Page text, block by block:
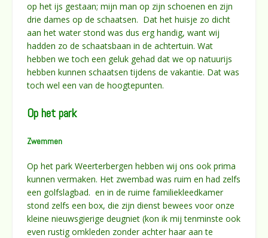
op het ijs gestaan; mijn man op zijn schoenen en zijn
drie dames op de schaatsen. Dat het huisje zo dicht
aan het water stond was dus erg handig, want wij
hadden zo de schaatsbaan in de achtertuin. Wat
hebben we toch een geluk gehad dat we op natuurijs
hebben kunnen schaatsen tijdens de vakantie. Dat was
toch wel een van de hoogtepunten.
Op het park
Zwemmen
Op het park Weerterbergen hebben wij ons ook prima
kunnen vermaken. Het zwembad was ruim en had zelfs
een golfslagbad. en in de ruime familiekleedkamer
stond zelfs een box, die zijn dienst bewees voor onze
kleine nieuwsgierige deugniet (kon ik mij tenminste ook
even rustig omkleden zonder achter haar aan te